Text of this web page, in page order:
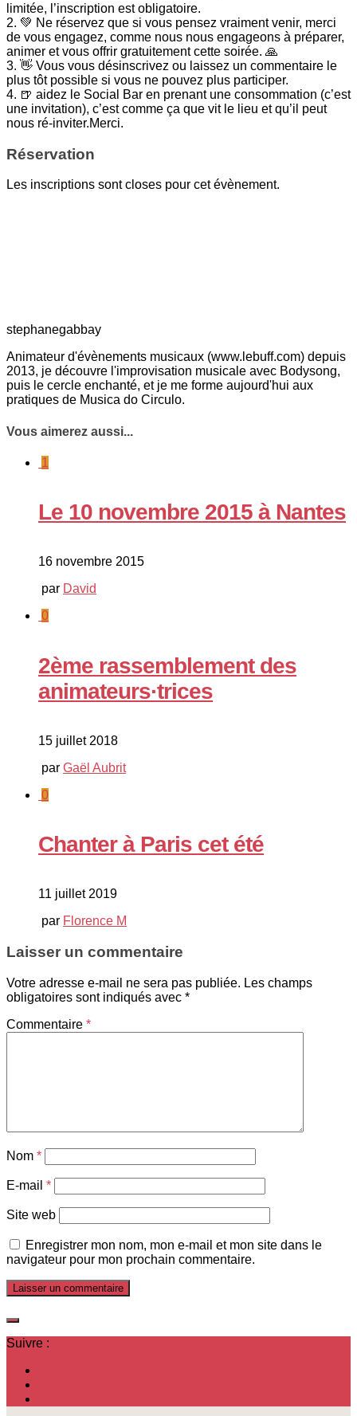
limitée, l’inscription est obligatoire.
2.⁠ ⁠⁠💚 Ne réservez que si vous pensez vraiment venir, merci
de vous engagez, comme nous nous engageons à préparer,
animer et vous offrir gratuitement cette soirée. 🙏
3. 👋 Vous vous désinscrivez ou laissez un commentaire le
plus tôt possible si vous ne pouvez plus participer.
4. 🍺 aidez le Social Bar en prenant une consommation (c’est
une invitation), c’est comme ça que vit le lieu et qu’il peut
nous ré-inviter.Merci.
Réservation
Les inscriptions sont closes pour cet évènement.
stephanegabbay
Animateur d'évènements musicaux (www.lebuff.com) depuis
2013, je découvre l'improvisation musicale avec Bodysong,
puis le cercle enchanté, et je me forme aujourd'hui aux
pratiques de Musica do Circulo.
Vous aimerez aussi...
1
Le 10 novembre 2015 à Nantes
16 novembre 2015
par David
0
2ème rassemblement des
animateurs·trices
15 juillet 2018
par Gaël Aubrit
0
Chanter à Paris cet été
11 juillet 2019
par Florence M
Laisser un commentaire
Votre adresse e-mail ne sera pas publiée. Les champs
obligatoires sont indiqués avec *
Commentaire *
Nom *
E-mail *
Site web
Enregistrer mon nom, mon e-mail et mon site dans le
navigateur pour mon prochain commentaire.
Suivre :